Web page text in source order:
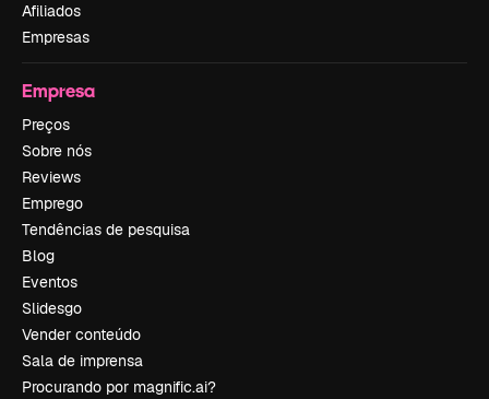
Afiliados
Empresas
Empresa
Preços
Sobre nós
Reviews
Emprego
Tendências de pesquisa
Blog
Eventos
Slidesgo
Vender conteúdo
Sala de imprensa
Procurando por magnific.ai?